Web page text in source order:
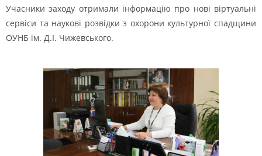
Учасники заходу отримали інформацію про нові віртуальні
сервіси та наукові розвідки з охорони культурної спадщини
ОУНБ ім. Д.І. Чижевського.